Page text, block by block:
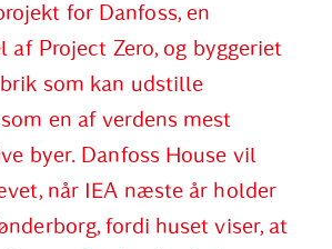
for Danfoss, en
af Project Zero, og byggeriet
som kan udstille
en af verdens mest
byer. Danfoss House vil
når IEA næste år holder
fordi huset viser, at